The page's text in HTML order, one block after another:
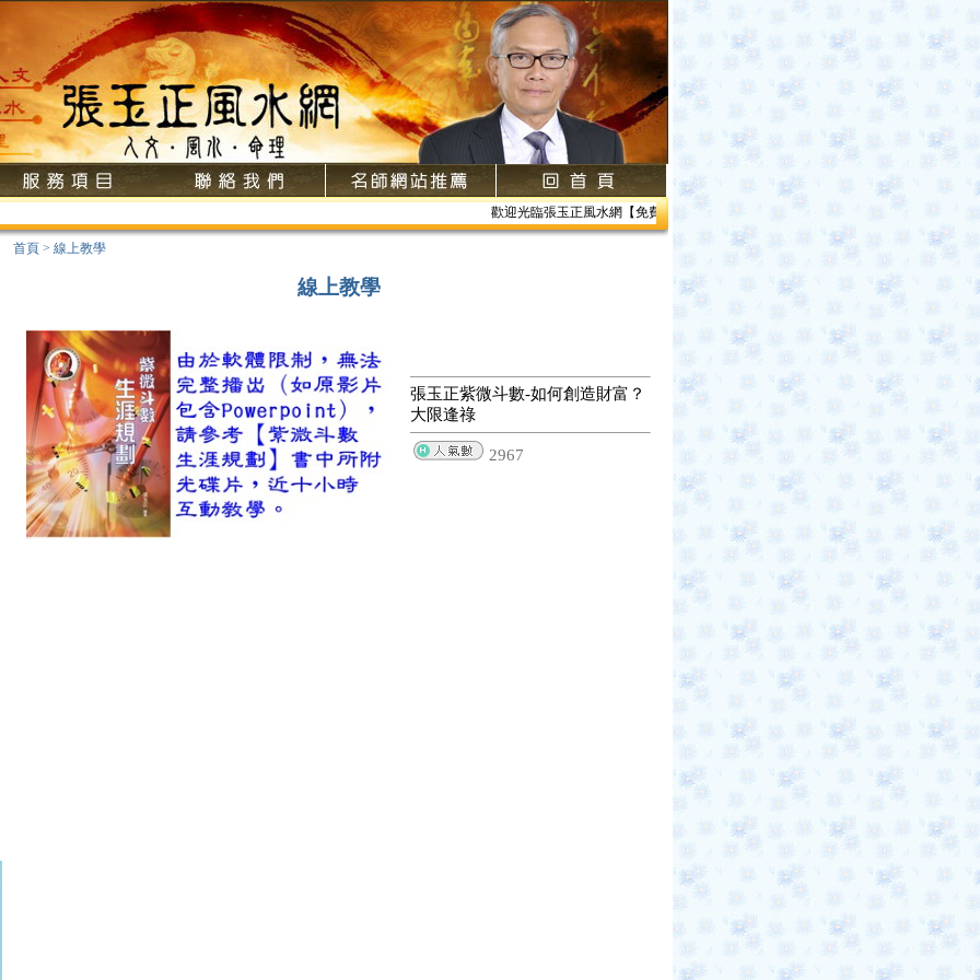
歡迎光臨張玉正風水網【免費網路線上教學】【風水館】1.居家風水2.企業風水3.
首頁 > 線上教學
線上教學
張玉正紫微斗數-如何創造財富？
大限逢祿
2967